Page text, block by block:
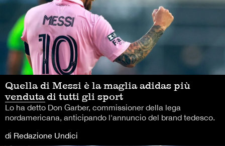
Quella di Messi è la maglia adidas più
venduta di tutti gli sport
Lo ha detto Don Garber, commissioner della lega
nordamericana, anticipando l'annuncio del brand tedesco.
di Redazione Undici